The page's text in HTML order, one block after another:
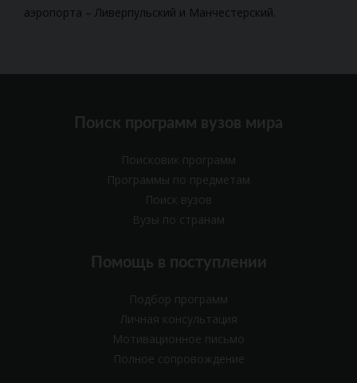
аэропорта – Ливерпульский и Манчестерский.
Поиск программ вузов мира
Поисковик программ
Программы по предметам
Поиск вузов
Вузы по странам
Помощь в поступлении
Подбор программ
Личная консультация
Мотивационное письмо
Полное сопровождение